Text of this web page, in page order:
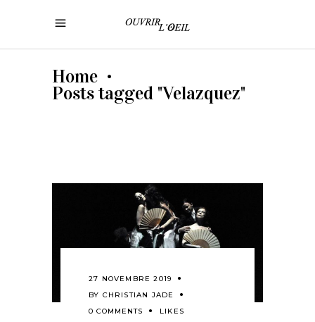
Home •
Posts tagged "Velazquez"
27 NOVEMBRE 2019
BY CHRISTIAN JADE
0 COMMENTS
LIKES